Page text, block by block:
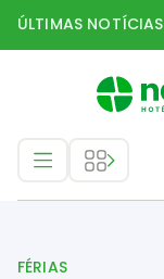
ÚLTIMAS NOTÍCIAS
FÉRIAS